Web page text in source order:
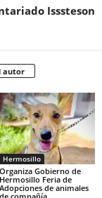
Isssteson
autor
Hermosillo
Organiza Gobierno de
Hermosillo Feria de
Adopciones de animales